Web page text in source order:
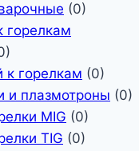
(0)
горелкам
)
к горелкам (0)
и плазмотроны (0)
MIG (0)
TIG (0)